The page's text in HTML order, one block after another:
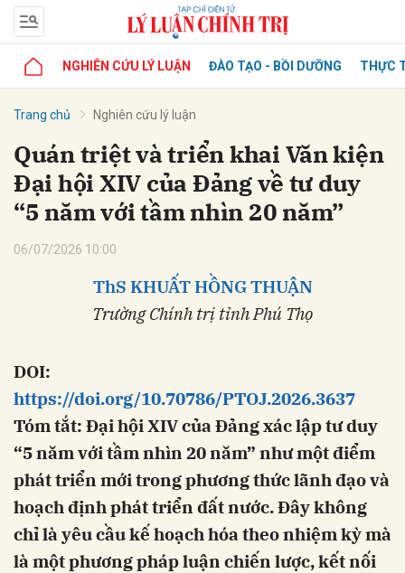
NGHIÊN CỨU LÝ LUẬN ĐÀO TẠO - BỒI DƯỠNG THỰC
Trang chủ Nghiên cứu lý luận
Quán triệt và triển khai Văn kiện
Đại hội XIV của Đảng về tư duy
“5 năm với tầm nhìn 20 năm”
06/07/2026 10:00
ThS KHUẤT HỒNG THUẬN
Trường Chính trị tỉnh Phú Thọ
DOI:
https://doi.org/10.70786/PTOJ.2026.3637
Tóm tắt: Đại hội XIV của Đảng xác lập tư duy
“5 năm với tầm nhìn 20 năm” như một điểm
phát triển mới trong phương thức lãnh đạo và
hoạch định phát triển đất nước. Đây không
chỉ là yêu cầu kế hoạch hóa theo nhiệm kỳ mà
là một phương pháp luận chiến lược, kết nối